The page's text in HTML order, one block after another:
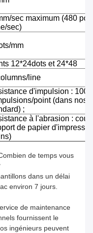
sec maximum (480
sec)
mm
12*24dots et 24*48
line
d'impulsion : 100
point (dans nos
;
à l'abrasion :
de papier
de temps vous
dans un délai
environ 7 jours.
de maintenance
fournissent le
ingénieurs peuvent